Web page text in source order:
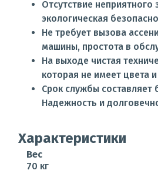
Отсутствие неприятного
экологическая
Не требует вызова
машины, простота в
На выходе чистая
которая не имеет цвета
Срок службы составляет
Надежность и
Характеристики
Вес
70 кг